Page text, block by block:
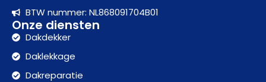
BTW nummer: NL868091704B01
Onze diensten
Dakdekker
Daklekkage
Dakreparatie